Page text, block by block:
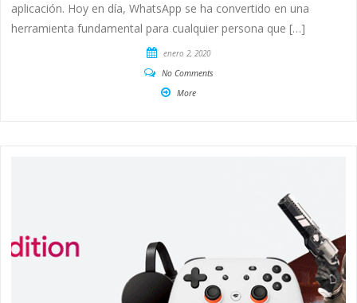
aplicación. Hoy en día, WhatsApp se ha convertido en una
herramienta fundamental para cualquier persona que […]
enero 2, 2020
No Comments
More